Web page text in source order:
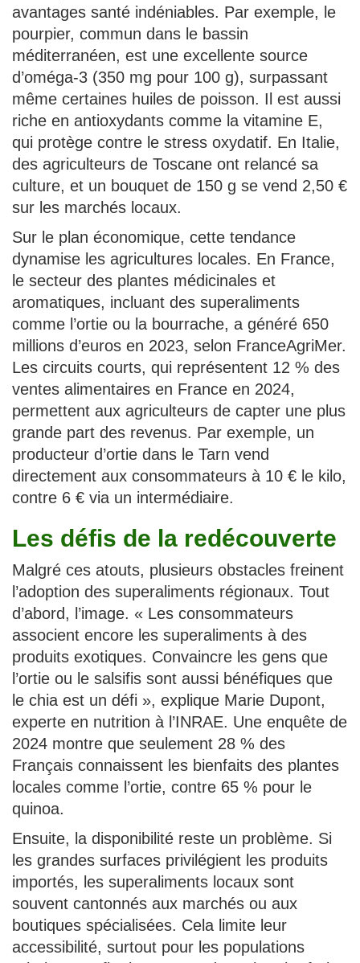
avantages santé indéniables. Par exemple, le
pourpier, commun dans le bassin
méditerranéen, est une excellente source
d’oméga-3 (350 mg pour 100 g), surpassant
même certaines huiles de poisson. Il est aussi
riche en antioxydants comme la vitamine E,
qui protège contre le stress oxydatif. En Italie,
des agriculteurs de Toscane ont relancé sa
culture, et un bouquet de 150 g se vend 2,50 €
sur les marchés locaux.
Sur le plan économique, cette tendance
dynamise les agricultures locales. En France,
le secteur des plantes médicinales et
aromatiques, incluant des superaliments
comme l’ortie ou la bourrache, a généré 650
millions d’euros en 2023, selon FranceAgriMer.
Les circuits courts, qui représentent 12 % des
ventes alimentaires en France en 2024,
permettent aux agriculteurs de capter une plus
grande part des revenus. Par exemple, un
producteur d’ortie dans le Tarn vend
directement aux consommateurs à 10 € le kilo,
contre 6 € via un intermédiaire.
Les défis de la redécouverte
Malgré ces atouts, plusieurs obstacles freinent
l’adoption des superaliments régionaux. Tout
d’abord, l’image. « Les consommateurs
associent encore les superaliments à des
produits exotiques. Convaincre les gens que
l’ortie ou le salsifis sont aussi bénéfiques que
le chia est un défi », explique Marie Dupont,
experte en nutrition à l’INRAE. Une enquête de
2024 montre que seulement 28 % des
Français connaissent les bienfaits des plantes
locales comme l’ortie, contre 65 % pour le
quinoa.
Ensuite, la disponibilité reste un problème. Si
les grandes surfaces privilégient les produits
importés, les superaliments locaux sont
souvent cantonnés aux marchés ou aux
boutiques spécialisées. Cela limite leur
accessibilité, surtout pour les populations